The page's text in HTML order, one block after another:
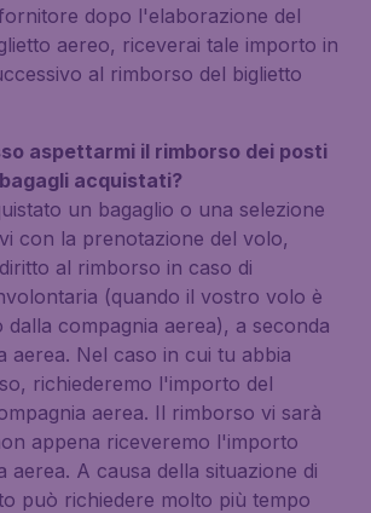
dopo l'elaborazione del
aereo, riceverai tale importo in
al rimborso del biglietto
aspettarmi il rimborso dei posti
acquistati?
un bagaglio o una selezione
con la prenotazione del volo,
al rimborso in caso di
(quando il vostro volo è
dalla compagnia aerea), a seconda
aerea. Nel caso in cui tu abbia
richiederemo l'importo del
aerea. Il rimborso vi sarà
appena riceveremo l'importo
aerea. A causa della situazione di
può richiedere molto più tempo